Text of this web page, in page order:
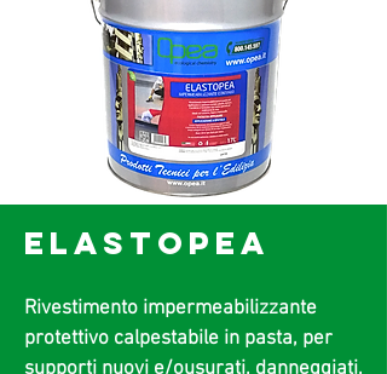
ELASTOPEA
Rivestimento impermeabilizzante
protettivo calpestabile in pasta, per
supporti nuovi e/ousurati, danneggiati,